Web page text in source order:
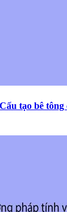
tạo bê